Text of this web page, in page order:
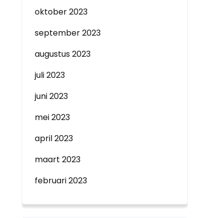
oktober 2023
september 2023
augustus 2023
juli 2023
juni 2023
mei 2023
april 2023
maart 2023
februari 2023